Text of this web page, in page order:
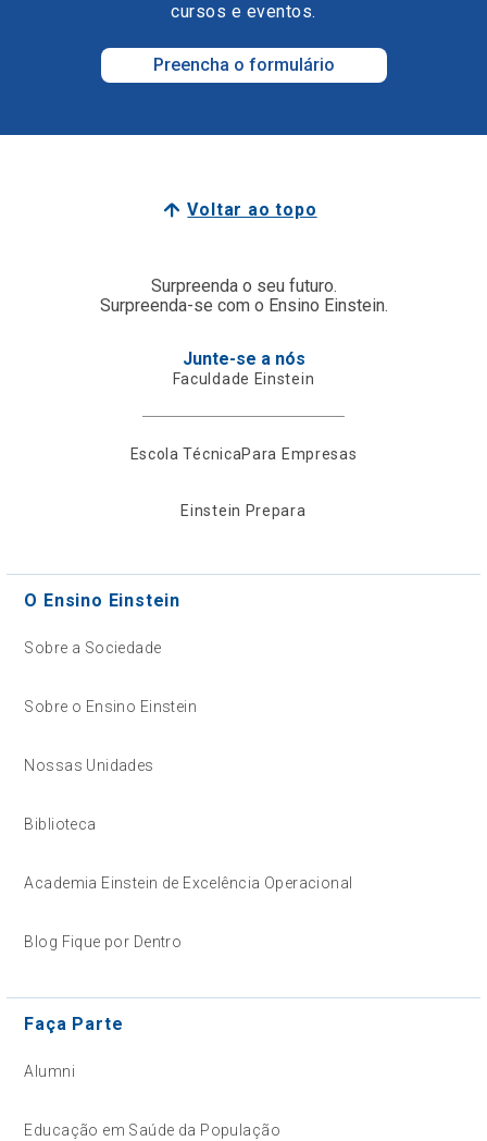
cursos e eventos.
Preencha o formulário
Voltar ao topo
Surpreenda o seu futuro.
Surpreenda-se com o Ensino Einstein.
Junte-se a nós
Faculdade Einstein
Escola TécnicaPara Empresas
Einstein Prepara
O Ensino Einstein
Sobre a Sociedade
Sobre o Ensino Einstein
Nossas Unidades
Biblioteca
Academia Einstein de Excelência Operacional
Blog Fique por Dentro
Faça Parte
Alumni
Educação em Saúde da População